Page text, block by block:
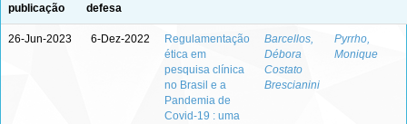
publicação
defesa
26-Jun-2023 6-Dez-2022
Regulamentação
ética em
pesquisa clínica
no Brasil e a
Pandemia de
Covid-19 : uma
Barcellos,
Débora
Costato
Brescianini
Pyrrho,
Monique